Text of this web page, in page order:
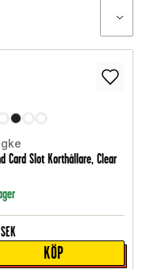
Card Slot Korthållare, Clear
SEK
KÖP